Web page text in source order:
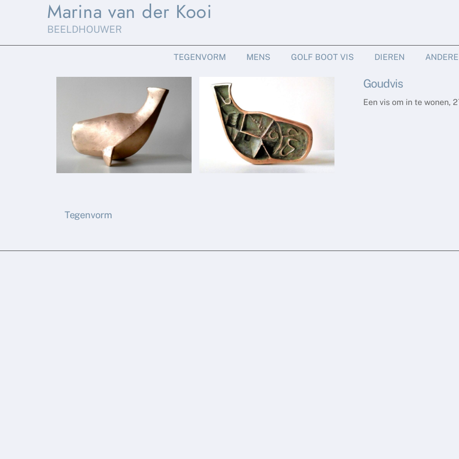
Marina van der Kooi
BEELDHOUWER
TEGENVORM MENS GOLF BOOT VIS DIEREN ANDERE
Goudvis
Een vis om in te wonen,
Tegenvorm